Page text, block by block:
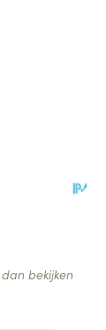
bekijken